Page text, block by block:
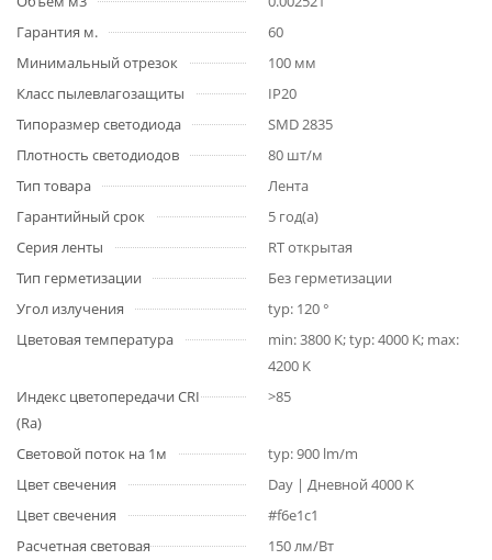
Гарантия м.
60
Минимальный отрезок
100 мм
Класс пылевлагозащиты
IP20
Типоразмер светодиода
SMD 2835
Плотность светодиодов
80 шт/м
Тип товара
Лента
Гарантийный срок
5 год(а)
Серия ленты
RT открытая
Тип герметизации
Без герметизации
Угол излучения
typ: 120 °
Цветовая температура
min: 3800 K; typ: 4000 K; max:
4200 K
Индекс цветопередачи CRI
(Ra)
>85
Световой поток на 1м
typ: 900 lm/m
Цвет свечения
Day | Дневной 4000 K
Цвет свечения
#f6e1c1
Расчетная световая
150 лм/Вт